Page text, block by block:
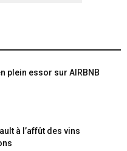
plein essor sur AIRBNB
à l’affût des vins